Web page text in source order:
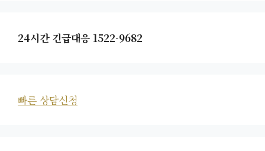
24시간 긴급대응 1522-9682
빠른 상담신청